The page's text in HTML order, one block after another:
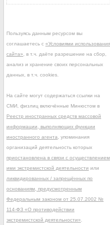
Пользуясь данным ресурсом вы
соглашаетесь с «Условиями использования
сайта» , в т.ч. даёте разрешение на сбор,
анализ и хранение своих персональных
данных, в т.ч. cookies.
На сайте могут содержаться ссылки на
СМИ, физлиц включённые Минюстом в
Реестр иностранных средств массовой
информации, выполняющих функции
иностранного агента , упоминания
организаций деятельность которых
приостановлена в связи с осуществлением
ими экстремистской деятельности или
ликвидированных / запрещённых по
основаниям, предусмотренным
Федеральным законом от 25.07.2002 №
114-ФЗ «О противодействии
экстремистской деятельности»